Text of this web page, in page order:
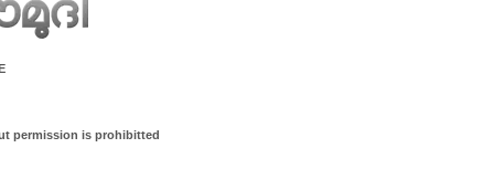
permission is prohibitted